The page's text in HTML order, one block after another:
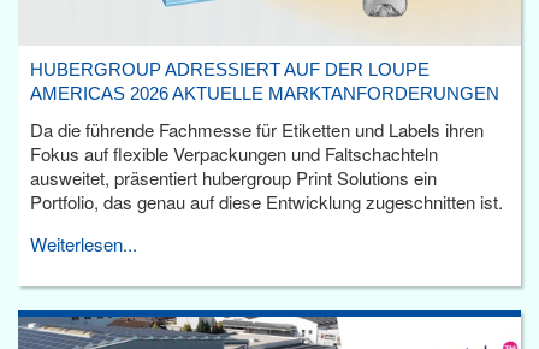
HUBERGROUP ADRESSIERT AUF DER LOUPE
AMERICAS 2026 AKTUELLE MARKTANFORDERUNGEN
Da die führende Fachmesse für Etiketten und Labels ihren
Fokus auf flexible Verpackungen und Faltschachteln
ausweitet, präsentiert hubergroup Print Solutions ein
Portfolio, das genau auf diese Entwicklung zugeschnitten ist.
Weiterlesen...